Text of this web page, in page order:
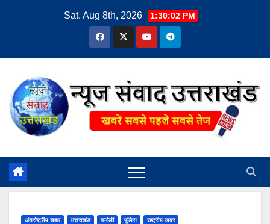
Sat. Aug 8th, 2026 1:30:02 PM
अंतर्राष्ट्रीय खबर उत्तराखंड चमोली पुलिस राष्ट्रीय खबर